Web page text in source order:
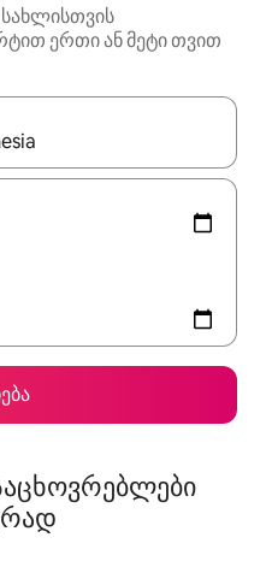
ერთი ან მეტი თვით
გახდება, ნავიგაციისთვის